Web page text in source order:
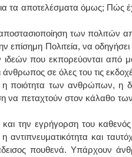
τα αποτελέσματα όμως; Πώς
των πολιτών
επίσημη Πολιτεία, να
ιδεών που εκπορεύονται από
σε όλες του τις
ποιότητα των ανθρώπων, η
να πεταχτούν στον κάλαθο
την εγρήγορση του
και
πουθενά. Υπάρχουν